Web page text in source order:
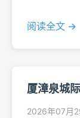
阅读全文 →
厦漳泉城
2026年07月